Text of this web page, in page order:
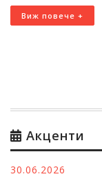
+
Акценти
30.06.2026